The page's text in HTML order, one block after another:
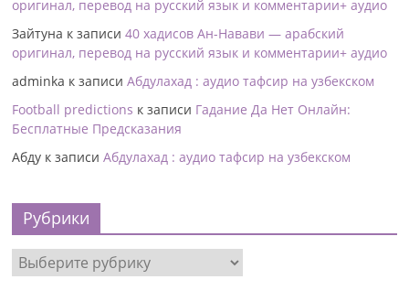
оригинал, перевод на русский язык и комментарии+ аудио
Зайтуна к записи40 хадисов Ан-Навави — арабский
оригинал, перевод на русский язык и комментарии+ аудио
adminka к записиАбдулахад : аудио тафсир на узбекском
Football predictions к записи Гадание Да Нет Онлайн:
Бесплатные Предсказания
Абду к записиАбдулахад : аудио тафсир на узбекском
Рубрики